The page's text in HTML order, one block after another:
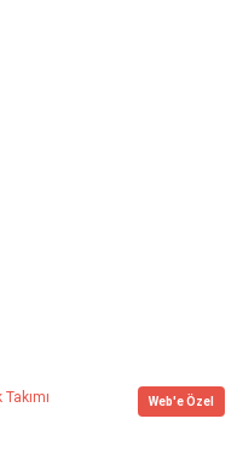
Web'e Özel